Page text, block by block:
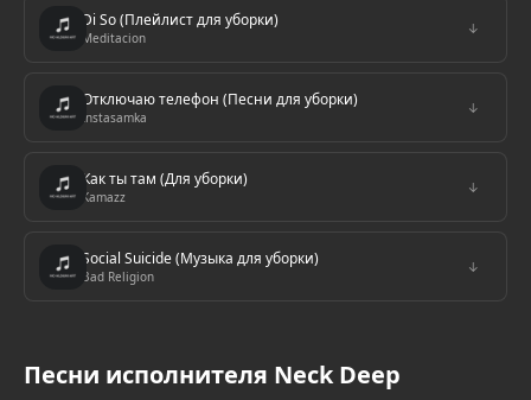
Di So (Плейлист для уборки)
Meditacion
↓
Отключаю телефон (Песни для уборки)
Instasamka
↓
Как ты там (Для уборки)
Kamazz
↓
Social Suicide (Музыка для уборки)
Bad Religion
↓
Песни исполнителя Neck Deep